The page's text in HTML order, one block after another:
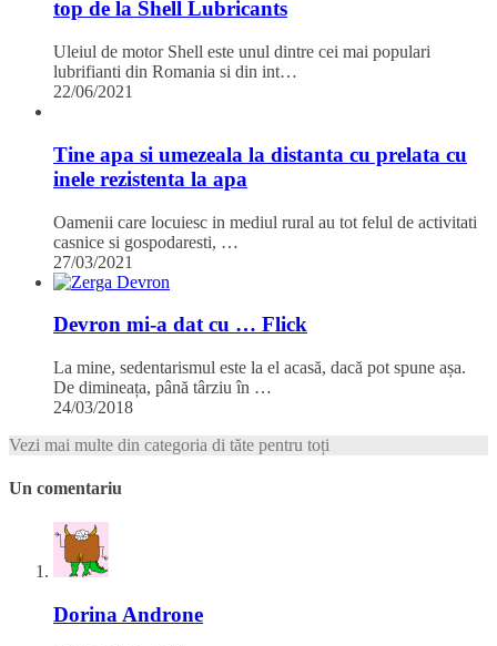
top de la Shell Lubricants
Uleiul de motor Shell este unul dintre cei mai populari
lubrifianti din Romania si din int…
22/06/2021
Tine apa si umezeala la distanta cu prelata cu
inele rezistenta la apa
Oamenii care locuiesc in mediul rural au tot felul de activitati
casnice si gospodaresti, …
27/03/2021
Devron mi-a dat cu … Flick
La mine, sedentarismul este la el acasă, dacă pot spune așa.
De dimineața, până târziu în …
24/03/2018
Vezi mai multe din categoria di tăte pentru toți
Un comentariu
Dorina Androne